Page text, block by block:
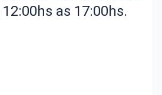
as 17:00hs.